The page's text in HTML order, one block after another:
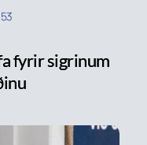
fyrir sigrinum